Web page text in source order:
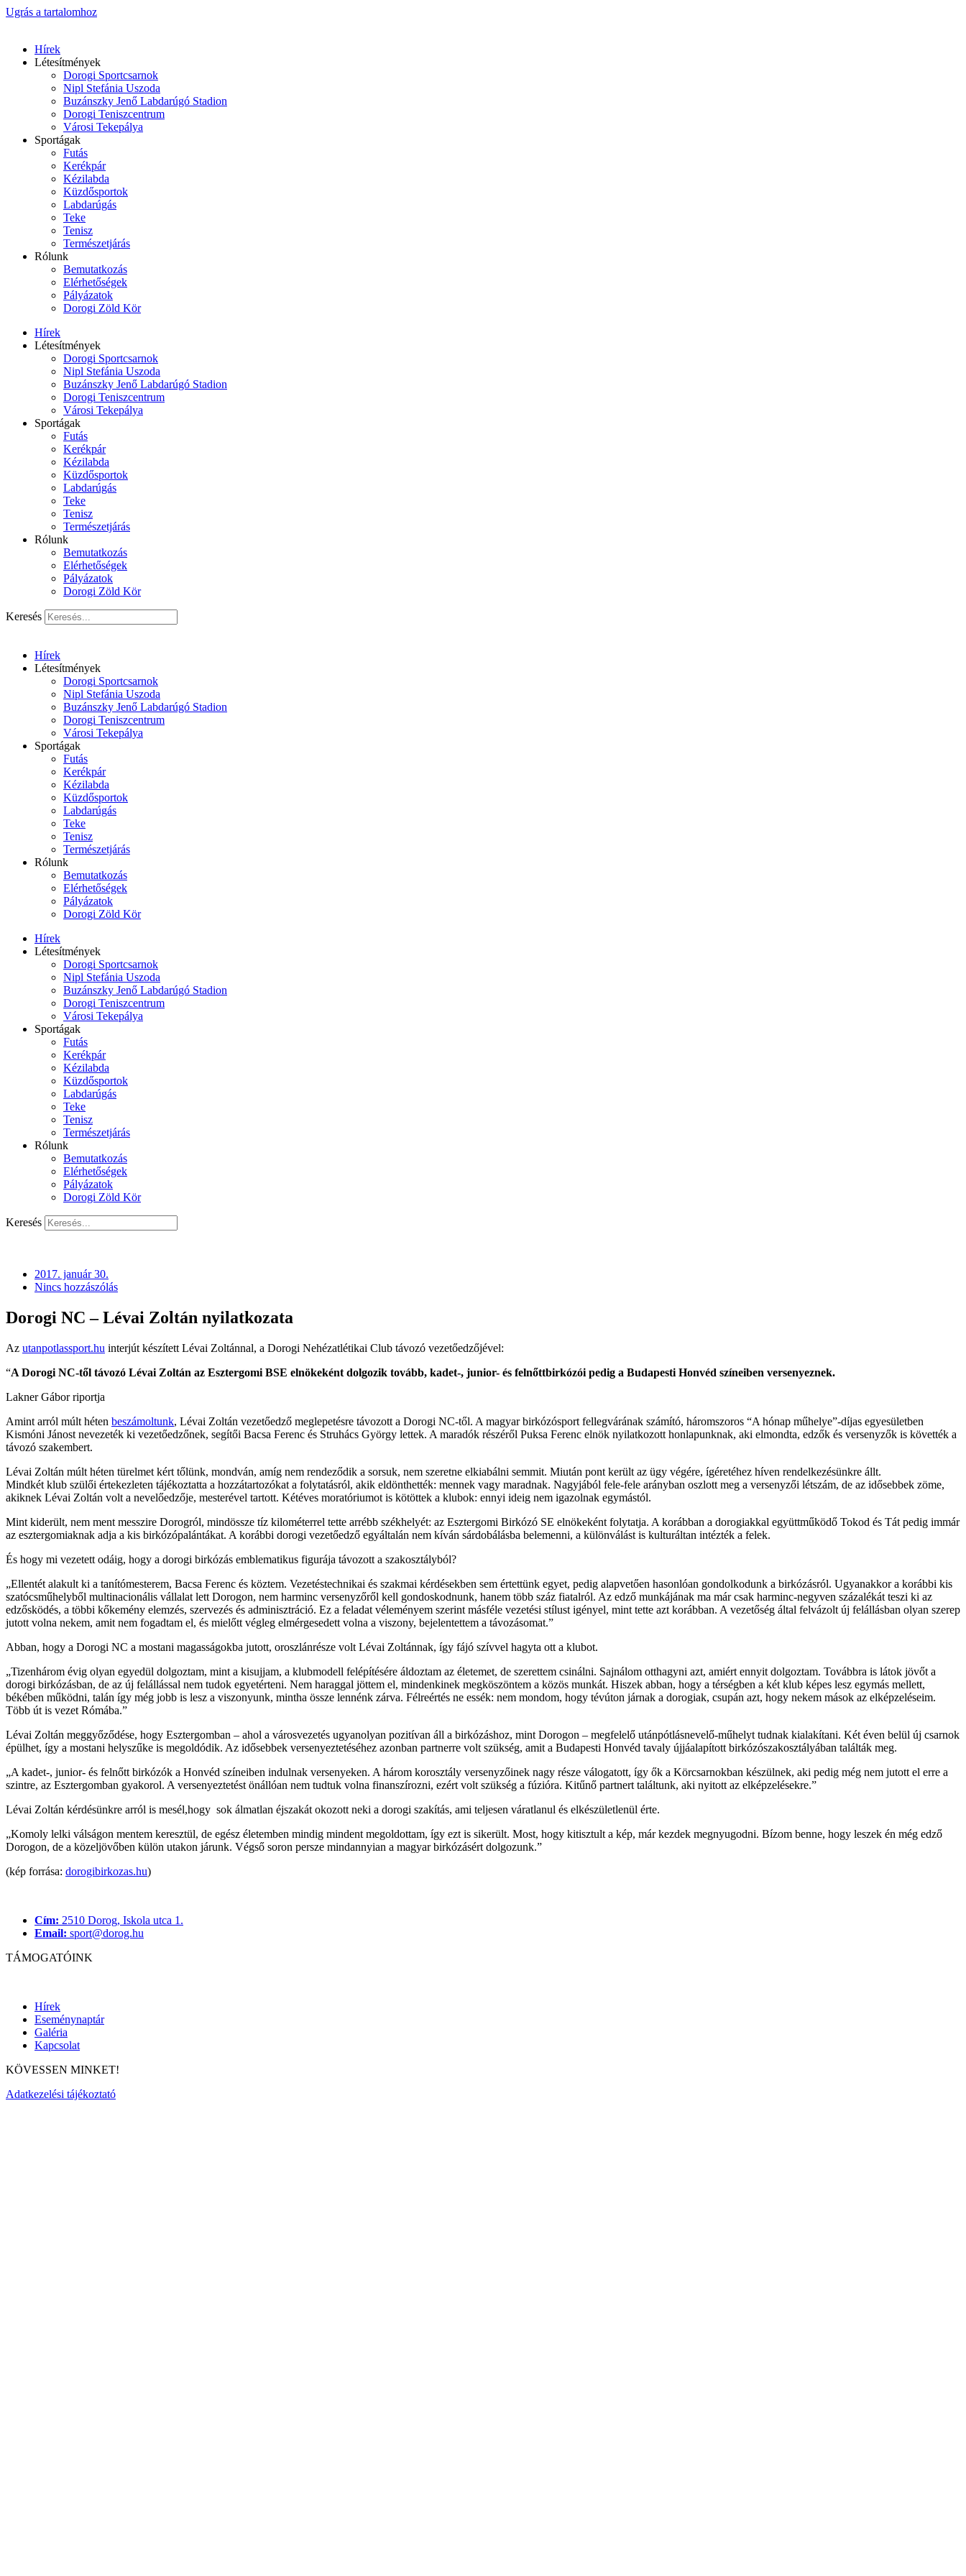
Ugrás a tartalomhoz
Hírek
Létesítmények
Dorogi Sportcsarnok
Nipl Stefánia Uszoda
Buzánszky Jenő Labdarúgó Stadion
Dorogi Teniszcentrum
Városi Tekepálya
Sportágak
Futás
Kerékpár
Kézilabda
Küzdősportok
Labdarúgás
Teke
Tenisz
Természetjárás
Rólunk
Bemutatkozás
Elérhetőségek
Pályázatok
Dorogi Zöld Kör
Hírek
Létesítmények
Dorogi Sportcsarnok
Nipl Stefánia Uszoda
Buzánszky Jenő Labdarúgó Stadion
Dorogi Teniszcentrum
Városi Tekepálya
Sportágak
Futás
Kerékpár
Kézilabda
Küzdősportok
Labdarúgás
Teke
Tenisz
Természetjárás
Rólunk
Bemutatkozás
Elérhetőségek
Pályázatok
Dorogi Zöld Kör
Keresés
Hírek
Létesítmények
Dorogi Sportcsarnok
Nipl Stefánia Uszoda
Buzánszky Jenő Labdarúgó Stadion
Dorogi Teniszcentrum
Városi Tekepálya
Sportágak
Futás
Kerékpár
Kézilabda
Küzdősportok
Labdarúgás
Teke
Tenisz
Természetjárás
Rólunk
Bemutatkozás
Elérhetőségek
Pályázatok
Dorogi Zöld Kör
Hírek
Létesítmények
Dorogi Sportcsarnok
Nipl Stefánia Uszoda
Buzánszky Jenő Labdarúgó Stadion
Dorogi Teniszcentrum
Városi Tekepálya
Sportágak
Futás
Kerékpár
Kézilabda
Küzdősportok
Labdarúgás
Teke
Tenisz
Természetjárás
Rólunk
Bemutatkozás
Elérhetőségek
Pályázatok
Dorogi Zöld Kör
Keresés
2017. január 30.
Nincs hozzászólás
Dorogi NC – Lévai Zoltán nyilatkozata
Az utanpotlassport.hu interjút készített Lévai Zoltánnal, a Dorogi Nehézatlétikai Club távozó vezetőedzőjével:
“A Dorogi NC-től távozó Lévai Zoltán az Esztergomi BSE elnökeként dolgozik tovább, kadet-, junior- és felnőttbirkózói pedig a Budapesti Honvéd színeiben versenyeznek.
Lakner Gábor riportja
Amint arról múlt héten beszámoltunk, Lévai Zoltán vezetőedző meglepetésre távozott a Dorogi NC-től. A magyar birkózósport fellegvárának számító, háromszoros “A hónap műhelye”-díjas egyesületben
Kismóni Jánost nevezeték ki vezetőedzőnek, segítői Bacsa Ferenc és Struhács György lettek. A maradók részéről Puksa Ferenc elnök nyilatkozott honlapunknak, aki elmondta, edzők és versenyzők is követték a
távozó szakembert.
Lévai Zoltán múlt héten türelmet kért tőlünk, mondván, amíg nem rendeződik a sorsuk, nem szeretne elkiabálni semmit. Miután pont került az ügy végére, ígéretéhez híven rendelkezésünkre állt.
Mindkét klub szülői értekezleten tájékoztatta a hozzátartozókat a folytatásról, akik eldönthették: mennek vagy maradnak. Nagyjából fele-fele arányban oszlott meg a versenyzői létszám, de az idősebbek zöme,
akiknek Lévai Zoltán volt a nevelőedzője, mesterével tartott. Kétéves moratóriumot is kötöttek a klubok: ennyi ideig nem igazolnak egymástól.
Mint kiderült, nem ment messzire Dorogról, mindössze tíz kilométerrel tette arrébb székhelyét: az Esztergomi Birkózó SE elnökeként folytatja. A korábban a dorogiakkal együttműködő Tokod és Tát pedig immár
az esztergomiaknak adja a kis birkózópalántákat. A korábbi dorogi vezetőedző egyáltalán nem kíván sárdobálásba belemenni, a különválást is kulturáltan intézték a felek.
És hogy mi vezetett odáig, hogy a dorogi birkózás emblematikus figurája távozott a szakosztályból?
„Ellentét alakult ki a tanítómesterem, Bacsa Ferenc és köztem. Vezetéstechnikai és szakmai kérdésekben sem értettünk egyet, pedig alapvetően hasonlóan gondolkodunk a birkózásról. Ugyanakkor a korábbi kis
szatócsműhelyből multinacionális vállalat lett Dorogon, nem harminc versenyzőről kell gondoskodnunk, hanem több száz fiatalról. Az edző munkájának ma már csak harminc-negyven százalékát teszi ki az
edzősködés, a többi kőkemény elemzés, szervezés és adminisztráció. Ez a feladat véleményem szerint másféle vezetési stílust igényel, mint tette azt korábban. A vezetőség által felvázolt új felállásban olyan szerep
jutott volna nekem, amit nem fogadtam el, és mielőtt végleg elmérgesedett volna a viszony, bejelentettem a távozásomat.”
Abban, hogy a Dorogi NC a mostani magasságokba jutott, oroszlánrésze volt Lévai Zoltánnak, így fájó szívvel hagyta ott a klubot.
„Tizenhárom évig olyan egyedül dolgoztam, mint a kisujjam, a klubmodell felépítésére áldoztam az életemet, de szerettem csinálni. Sajnálom otthagyni azt, amiért ennyit dolgoztam. Továbbra is látok jövőt a
dorogi birkózásban, de az új felállással nem tudok egyetérteni. Nem haraggal jöttem el, mindenkinek megköszöntem a közös munkát. Hiszek abban, hogy a térségben a két klub képes lesz egymás mellett,
békében működni, talán így még jobb is lesz a viszonyunk, mintha össze lennénk zárva. Félreértés ne essék: nem mondom, hogy tévúton járnak a dorogiak, csupán azt, hogy nekem mások az elképzeléseim.
Több út is vezet Rómába.”
Lévai Zoltán meggyőződése, hogy Esztergomban – ahol a városvezetés ugyanolyan pozitívan áll a birkózáshoz, mint Dorogon – megfelelő utánpótlásnevelő-műhelyt tudnak kialakítani. Két éven belül új csarnok
épülhet, így a mostani helyszűke is megoldódik. Az idősebbek versenyeztetéséhez azonban partnerre volt szükség, amit a Budapesti Honvéd tavaly újjáalapított birkózószakosztályában találták meg.
„A kadet-, junior- és felnőtt birkózók a Honvéd színeiben indulnak versenyeken. A három korosztály versenyzőinek nagy része válogatott, így ők a Körcsarnokban készülnek, aki pedig még nem jutott el erre a
szintre, az Esztergomban gyakorol. A versenyeztetést önállóan nem tudtuk volna finanszírozni, ezért volt szükség a fúzióra. Kitűnő partnert találtunk, aki nyitott az elképzelésekre.”
Lévai Zoltán kérdésünkre arról is mesél,hogy sok álmatlan éjszakát okozott neki a dorogi szakítás, ami teljesen váratlanul és elkészületlenül érte.
„Komoly lelki válságon mentem keresztül, de egész életemben mindig mindent megoldottam, így ezt is sikerült. Most, hogy kitisztult a kép, már kezdek megnyugodni. Bízom benne, hogy leszek én még edző
Dorogon, de a közeljövőben külön utakon járunk. Végső soron persze mindannyian a magyar birkózásért dolgozunk.”
(kép forrása: dorogibirkozas.hu)
Cím: 2510 Dorog, Iskola utca 1.
Email: sport@dorog.hu
TÁMOGATÓINK
Hírek
Eseménynaptár
Galéria
Kapcsolat
KÖVESSEN MINKET!
Adatkezelési tájékoztató